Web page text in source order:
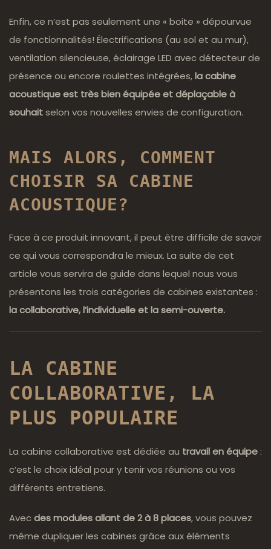
Enfin, ce n’est pas seulement une « boite » dépourvue
de fonctionnalités! Électrifications (au sol et au mur),
ventilation silencieuse, éclairage LED avec détecteur de
présence ou encore roulettes intégrées,la cabine
acoustique est très bien équipée et déplaçable à
souhaitselon vos nouvelles envies de configuration.
MAIS ALORS, COMMENT
CHOISIR SA CABINE
ACOUSTIQUE?
Face à ce produit innovant, il peut être difficile de savoir
ce qui vous correspondra le mieux. La suite de cet
article vous servira de guide dans lequel nous vous
présentons les trois catégories de cabines existantes :
la collaborative, l’individuelle et la semi-ouverte.
LA CABINE
COLLABORATIVE, LA
PLUS POPULAIRE
La cabine collaborative est dédiée au travail en équipe :
c’est le choix idéal pour y tenir vos réunions ou vos
différents entretiens.
Avecdes modules allant de 2 à 8 places, vous pouvez
même dupliquer les cabines grâce aux éléments